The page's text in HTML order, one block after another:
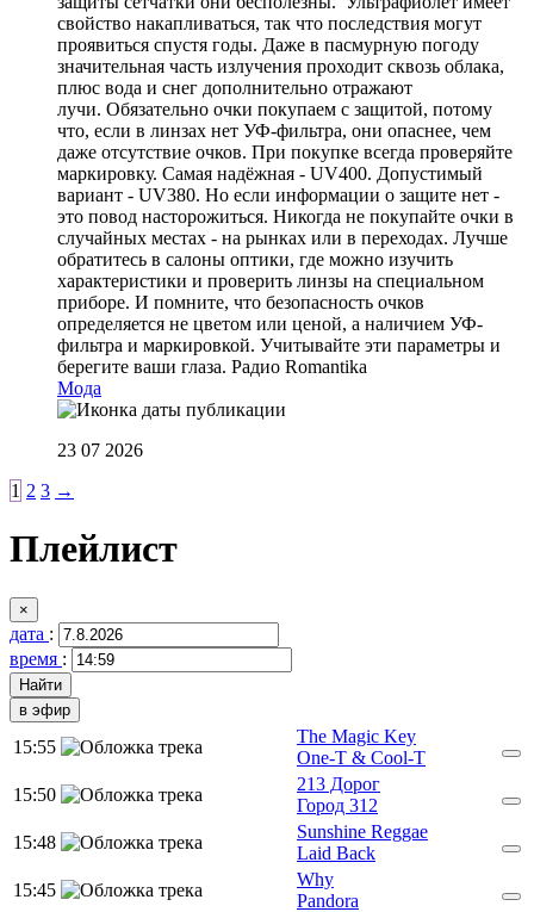
свойство накапливаться, так что последствия могут
проявиться спустя годы. Даже в пасмурную погоду
значительная часть излучения проходит сквозь облака,
плюс вода и снег дополнительно отражают
лучи. Обязательно очки покупаем с защитой, потому
что, если в линзах нет УФ-фильтра, они опаснее, чем
даже отсутствие очков. При покупке всегда проверяйте
маркировку. Самая надёжная - UV400. Допустимый
вариант - UV380. Но если информации о защите нет -
это повод насторожиться. Никогда не покупайте очки в
случайных местах - на рынках или в переходах. Лучше
обратитесь в салоны оптики, где можно изучить
характеристики и проверить линзы на специальном
приборе. И помните, что безопасность очков
определяется не цветом или ценой, а наличием УФ-
фильтра и маркировкой. Учитывайте эти параметры и
берегите ваши глаза. Радио Romantika
Мода
23 07 2026
1 2 3 →
Плейлист
×
дата :
время :
в эфир
15:55
The Magic Key
One-T & Cool-T
15:50
213 Дорог
Город 312
15:48
Sunshine Reggae
Laid Back
15:45
Why
Pandora